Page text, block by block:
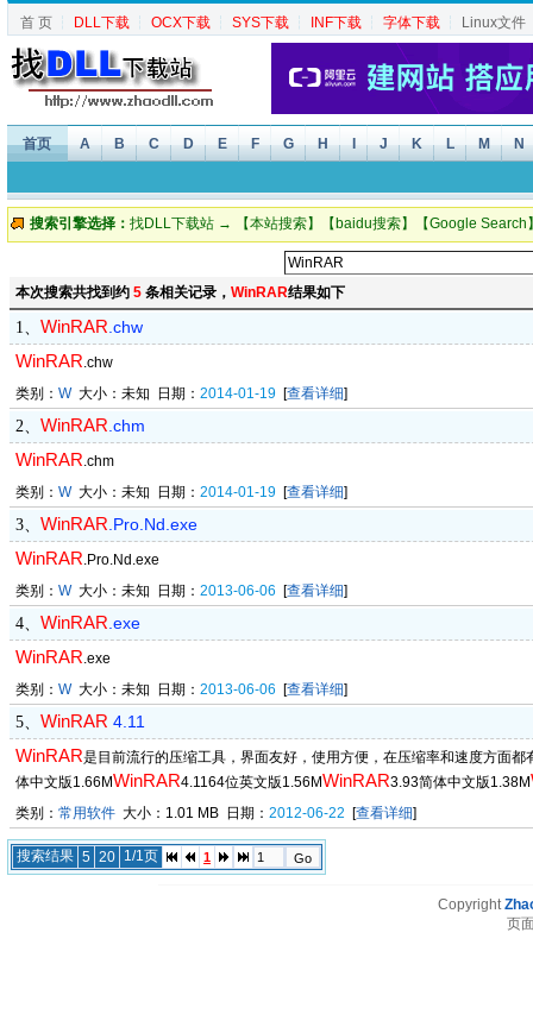
首 页 ┆ DLL下载 ┆ OCX下载 ┆ SYS下载 ┆ INF下载 ┆ 字体下载 ┆ Linux文件
首页 A B C D E F G H J K L M N
搜索引擎选择： 找DLL下载站 → 【本站搜索】【 baidu搜索】【Google Search
本次搜索共找到约 5 条相关记录， WinRAR结果如下
1、 WinRAR .chw
WinRAR.chw
类别： W大小：未知 日期： 2014-01-19 [查看详细]
2、 WinRAR .chm
WinRAR.chm
类别： W大小：未知 日期： 2014-01-19 [查看详细]
3、 WinRAR .Pro.Nd.exe
WinRAR.Pro.Nd.exe
类别： W大小：未知 日期： 2013-06-06 [查看详细]
4、 WinRAR .exe
WinRAR.exe
类别： W大小：未知 日期： 2013-06-06 [查看详细]
5、 WinRAR 4.11
WinRAR是目前流行的压缩工具，界面友好，使用方便，在压缩率和速度方面都
体中文版1.66MWinRAR4.1164位英文版1.56MWinRAR3.93简体中文版1.38M
类别： 常用软件 大小：1.01 MB 日期： 2012-06-22 [查看详细]
搜索结果 5 20 1/1页 1
Copyright
页